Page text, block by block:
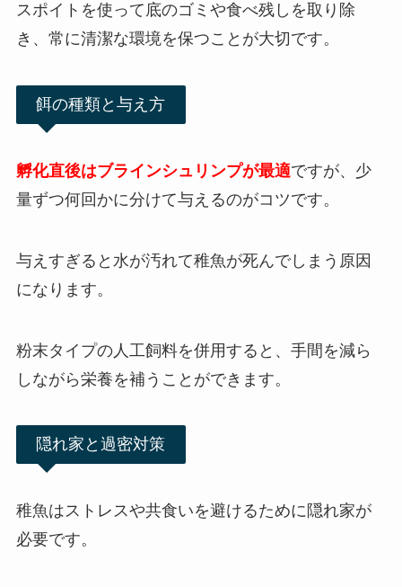
スポイトを使って底のゴミや食べ残しを取り除
き、常に清潔な環境を保つことが大切です。
餌の種類と与え方
孵化直後はブラインシュリンプが最適ですが、少
量ずつ何回かに分けて与えるのがコツです。
与えすぎると水が汚れて稚魚が死んでしまう原因
になります。
粉末タイプの人工飼料を併用すると、手間を減ら
しながら栄養を補うことができます。
隠れ家と過密対策
稚魚はストレスや共食いを避けるために隠れ家が
必要です。